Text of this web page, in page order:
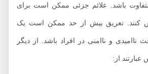
باشد. علائم جزئی ممکن است برای
تعریق بیش از حد ممکن است یک
و ناامنی در افراد باشد. از دیگر
از: